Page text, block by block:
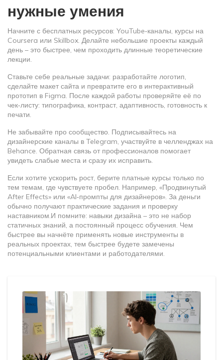
нужные умения
Начните с бесплатных ресурсов: YouTube‑каналы, курсы на
Coursera или Skillbox. Делайте небольшие проекты каждый
день – это быстрее, чем проходить длинные теоретические
лекции.
Ставьте себе реальные задачи: разработайте логотип,
сделайте макет сайта и превратите его в интерактивный
прототип в Figma. После каждой работы проверяйте её по
чек‑листу: типографика, контраст, адаптивность, готовность к
печати.
Не забывайте про сообщество. Подписывайтесь на
дизайнерские каналы в Telegram, участвуйте в челленджах на
Behance. Обратная связь от профессионалов помогает
увидеть слабые места и сразу их исправить.
Если хотите ускорить рост, берите платные курсы только по
тем темам, где чувствуете пробел. Например, «Продвинутый
After Effects» или «AI‑промпты для дизайнеров». За деньги
обычно получают практические задания и проверку
наставником.И помните: навыки дизайна – это не набор
статичных знаний, а постоянный процесс обучения. Чем
быстрее вы начнёте применять новые инструменты в
реальных проектах, тем быстрее будете замечены
потенциальными клиентами и работодателями.